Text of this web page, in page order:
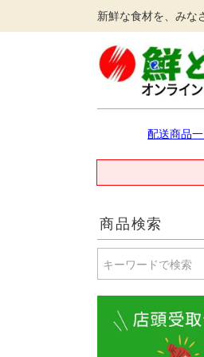
新鮮な食材を、みな
配送商品
商品検索